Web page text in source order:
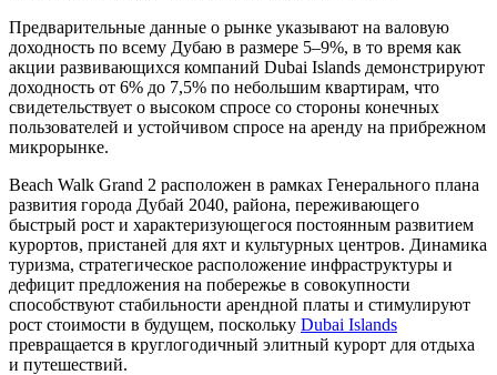
Предварительные данные о рынке указывают на валовую
доходность по всему Дубаю в размере 5–9%, в то время как
акции развивающихся компаний Dubai Islands демонстрируют
доходность от 6% до 7,5% по небольшим квартирам, что
свидетельствует о высоком спросе со стороны конечных
пользователей и устойчивом спросе на аренду на прибрежном
микрорынке.
Beach Walk Grand 2 расположен в рамках Генерального плана
развития города Дубай 2040, района, переживающего
быстрый рост и характеризующегося постоянным развитием
курортов, пристаней для яхт и культурных центров. Динамика
туризма, стратегическое расположение инфраструктуры и
дефицит предложения на побережье в совокупности
способствуют стабильности арендной платы и стимулируют
рост стоимости в будущем, поскольку Dubai Islands
превращается в круглогодичный элитный курорт для отдыха
и путешествий.